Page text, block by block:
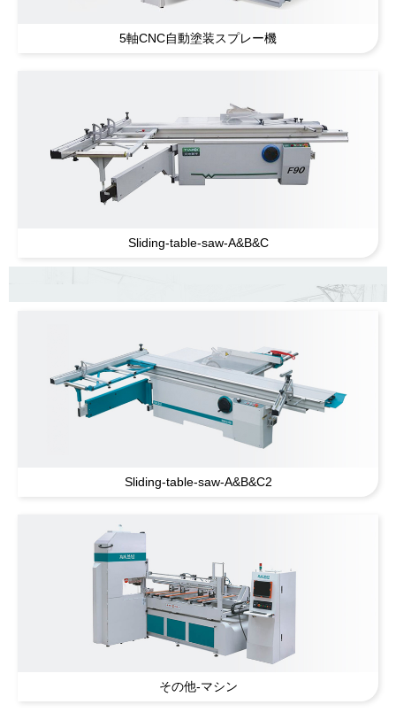
5軸CNC自動塗装スプレー機
Sliding-table-saw-A&B&C
Sliding-table-saw-A&B&C2
その他-マシン